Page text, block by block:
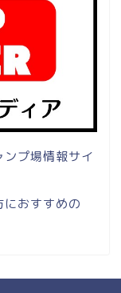
プ場情報サイ
おすすめの